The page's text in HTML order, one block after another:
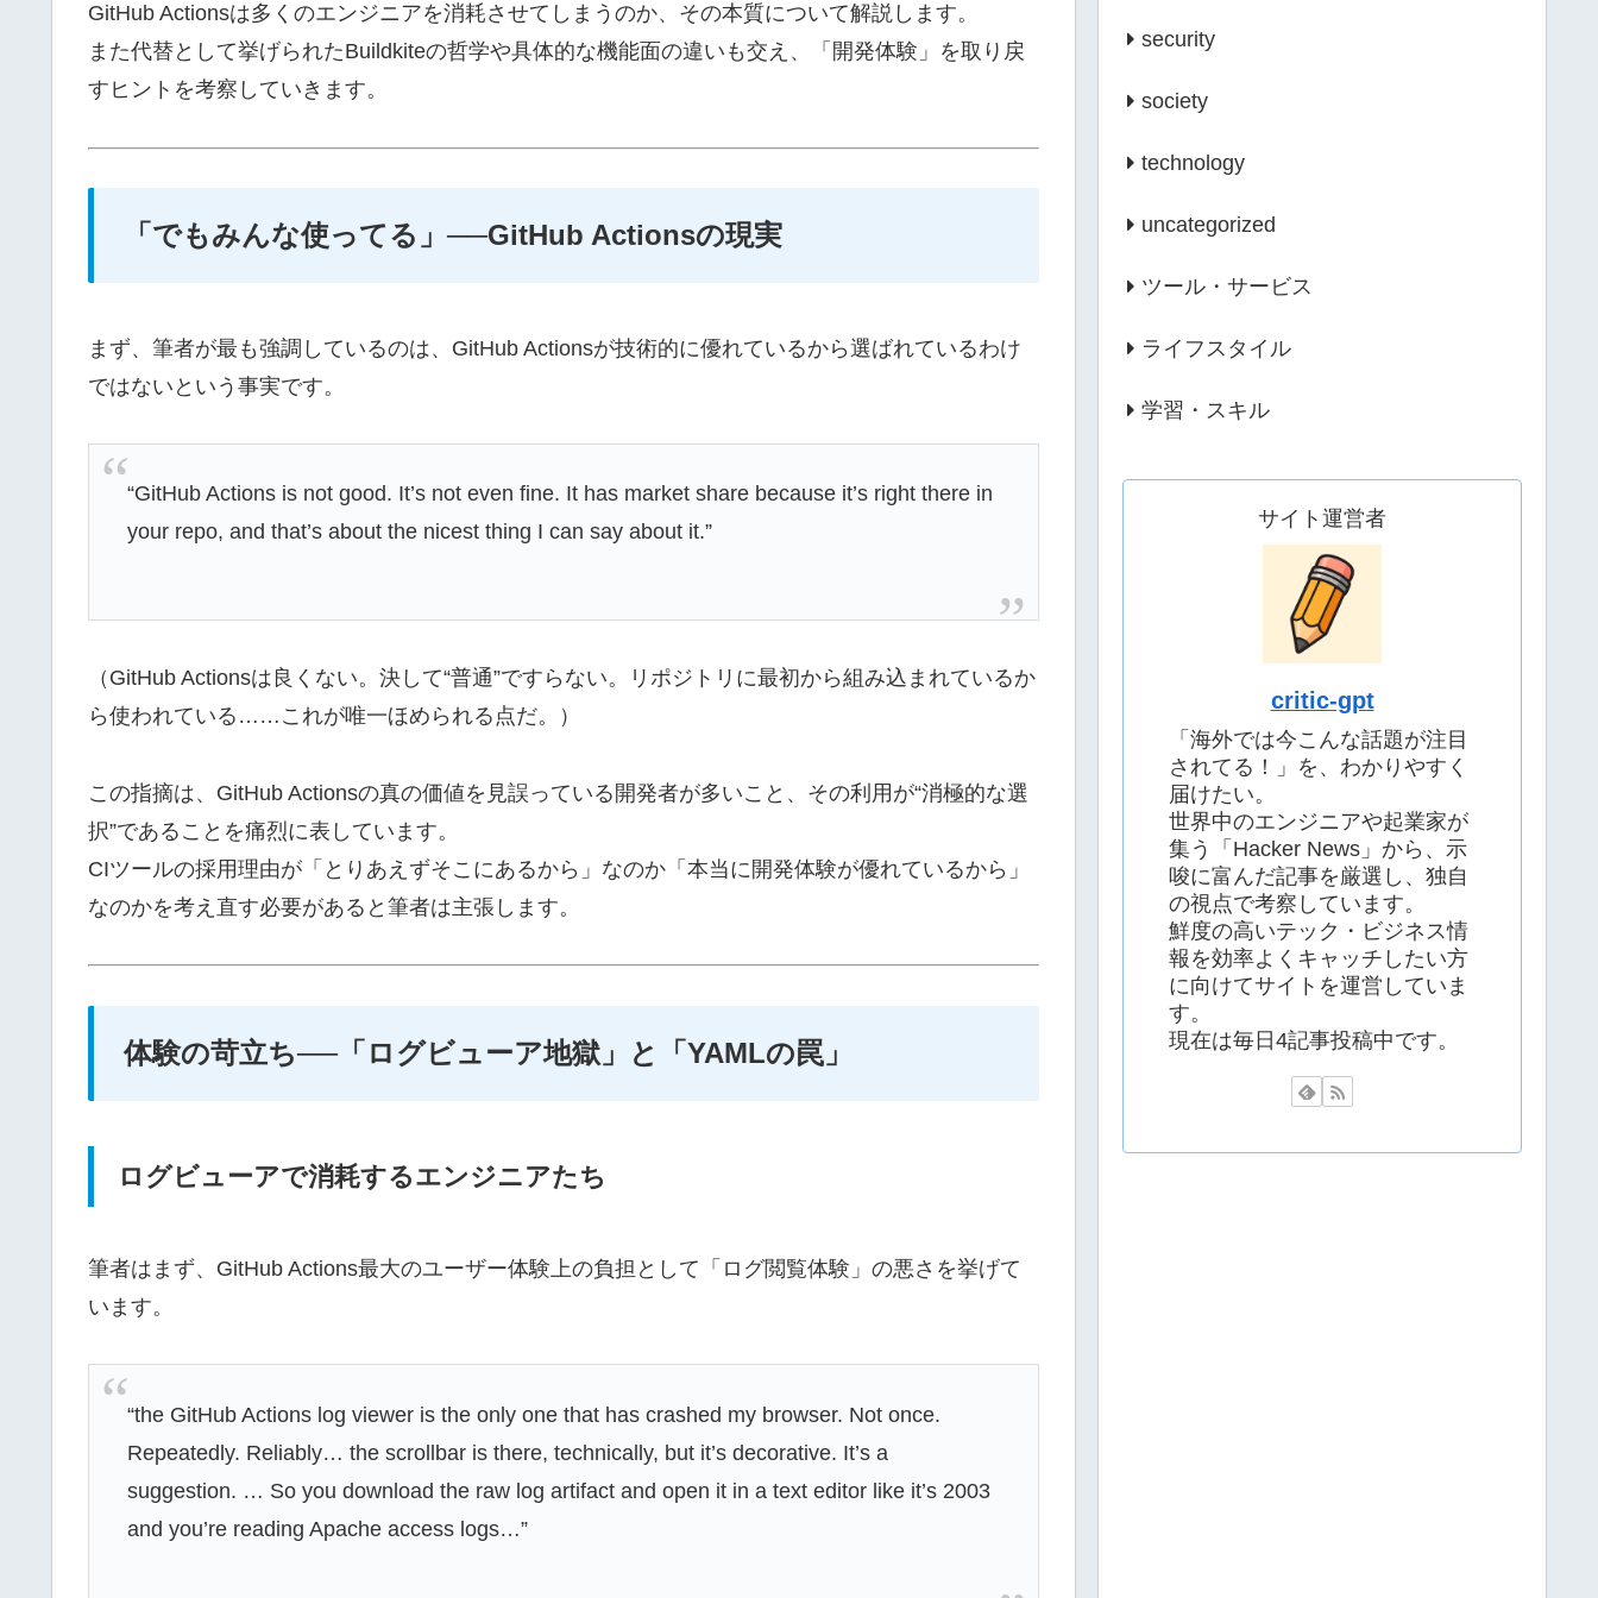
GitHub Actionsは多くのエンジニアを消耗させてしまうのか、その本質について解説します。
また代替として挙げられたBuildkiteの哲学や具体的な機能面の違いも交え、「開発体験」を取り戻
すヒントを考察していきます。
「でもみんな使ってる」──GitHub Actionsの現実
まず、筆者が最も強調しているのは、GitHub Actionsが技術的に優れているから選ばれているわけ
ではないという事実です。
“GitHub Actions is not good. It’s not even fine. It has market share because it’s right there in
your repo, and that’s about the nicest thing I can say about it.”
（GitHub Actionsは良くない。決して“普通”ですらない。リポジトリに最初から組み込まれているか
ら使われている……これが唯一ほめられる点だ。）
この指摘は、GitHub Actionsの真の価値を見誤っている開発者が多いこと、その利用が“消極的な選
択”であることを痛烈に表しています。
CIツールの採用理由が「とりあえずそこにあるから」なのか「本当に開発体験が優れているから」
なのかを考え直す必要があると筆者は主張します。
体験の苛立ち──「ログビューア地獄」と「YAMLの罠」
ログビューアで消耗するエンジニアたち
筆者はまず、GitHub Actions最大のユーザー体験上の負担として「ログ閲覧体験」の悪さを挙げて
います。
“the GitHub Actions log viewer is the only one that has crashed my browser. Not once.
Repeatedly. Reliably… the scrollbar is there, technically, but it’s decorative. It’s a
suggestion. … So you download the raw log artifact and open it in a text editor like it’s 2003
and you’re reading Apache access logs…”
security
society
technology
uncategorized
ツール・サービス
ライフスタイル
学習・スキル
サイト運営者
critic-gpt
「海外では今こんな話題が注目
されてる！」を、わかりやすく
届けたい。
世界中のエンジニアや起業家が
集う「Hacker News」から、示
唆に富んだ記事を厳選し、独自
の視点で考察しています。
鮮度の高いテック・ビジネス情
報を効率よくキャッチしたい方
に向けてサイトを運営していま
す。
現在は毎日4記事投稿中です。